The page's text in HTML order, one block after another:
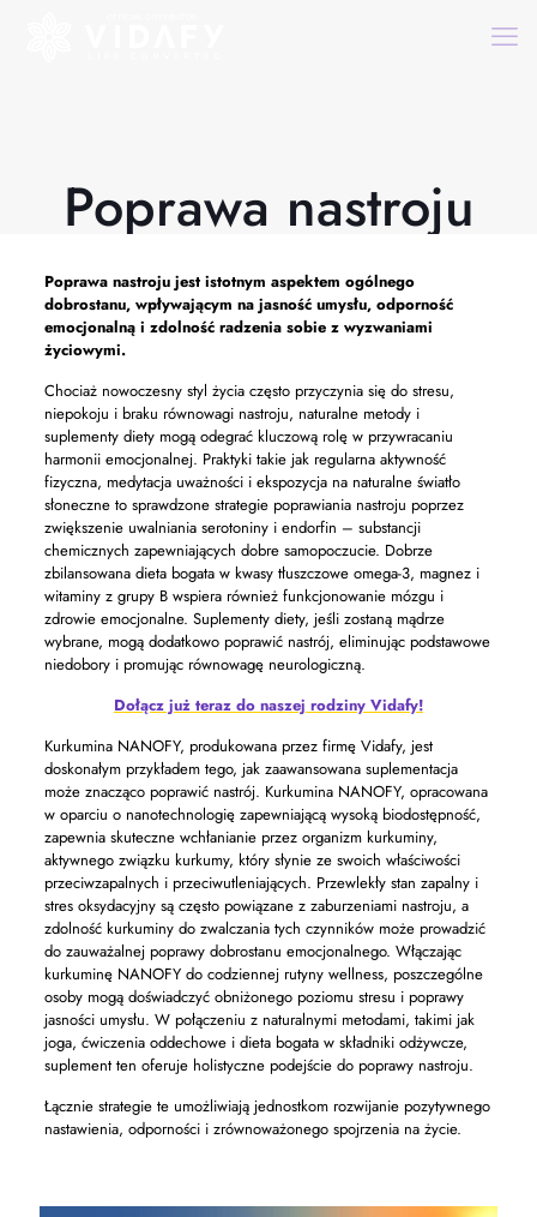
Poprawa nastroju
Poprawa nastrojujest istotnym aspektem ogólnego
dobrostanu, wpływającym na jasność umysłu, odporność
emocjonalną i zdolność radzenia sobie z wyzwaniami
życiowymi.
Chociaż nowoczesny styl życia często przyczynia się do stresu,
niepokoju i braku równowagi nastroju, naturalne metody i
suplementy diety mogą odegrać kluczową rolę w przywracaniu
harmonii emocjonalnej. Praktyki takie jak regularna aktywność
fizyczna, medytacja uważności i ekspozycja na naturalne światło
słoneczne to sprawdzone strategie poprawiania nastroju poprzez
zwiększenie uwalniania serotoniny i endorfin – substancji
chemicznych zapewniających dobre samopoczucie. Dobrze
zbilansowana dieta bogata w kwasy tłuszczowe omega-3, magnez i
witaminy z grupy B wspiera również funkcjonowanie mózgu i
zdrowie emocjonalne. Suplementy diety, jeśli zostaną mądrze
wybrane, mogą dodatkowo poprawić nastrój, eliminując podstawowe
niedobory i promując równowagę neurologiczną.
Dołącz już teraz do naszej rodziny Vidafy!
Kurkumina NANOFY, produkowana przez firmę Vidafy, jest
doskonałym przykładem tego, jak zaawansowana suplementacja
może znacząco poprawić nastrój. Kurkumina NANOFY, opracowana
w oparciu o nanotechnologię zapewniającą wysoką biodostępność,
zapewnia skuteczne wchłanianie przez organizm kurkuminy,
aktywnego związku kurkumy, który słynie ze swoich właściwości
przeciwzapalnych i przeciwutleniających. Przewlekły stan zapalny i
stres oksydacyjny są często powiązane z zaburzeniami nastroju, a
zdolność kurkuminy do zwalczania tych czynników może prowadzić
do zauważalnej poprawy dobrostanu emocjonalnego. Włączając
kurkuminę NANOFY do codziennej rutyny wellness, poszczególne
osoby mogą doświadczyć obniżonego poziomu stresu i poprawy
jasności umysłu. W połączeniu z naturalnymi metodami, takimi jak
joga, ćwiczenia oddechowe i dieta bogata w składniki odżywcze,
suplement ten oferuje holistyczne podejście do poprawy nastroju.
Łącznie strategie te umożliwiają jednostkom rozwijanie pozytywnego
nastawienia, odporności i zrównoważonego spojrzenia na życie.